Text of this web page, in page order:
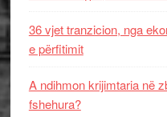
36 vjet tranzicion, nga
e përfitimit
A ndihmon krijimtaria në
fshehura?